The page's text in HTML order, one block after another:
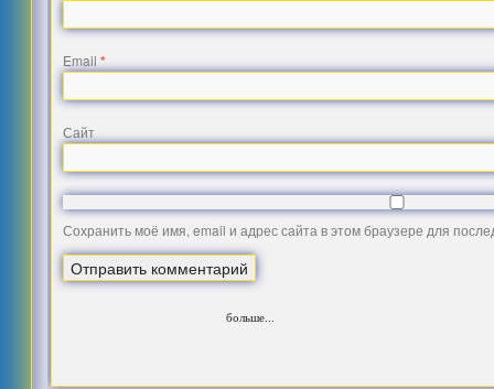
Email*
Сайт
Сохранить моё имя, email и адрес сайта в этом браузере для
больше...